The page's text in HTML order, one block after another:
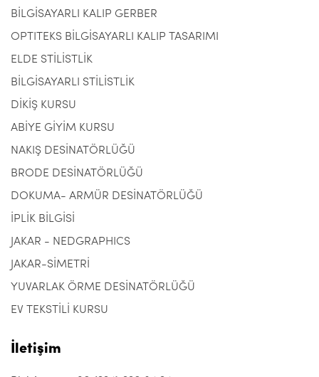
BİLGİSAYARLI KALIP GERBER
OPTITEKS BİLGİSAYARLI KALIP TASARIMI
ELDE STİLİSTLİK
BİLGİSAYARLI STİLİSTLİK
DİKİŞ KURSU
ABİYE GİYİM KURSU
NAKIŞ DESİNATÖRLÜĞÜ
BRODE DESİNATÖRLÜĞÜ
DOKUMA- ARMÜR DESİNATÖRLÜĞÜ
İPLİK BİLGİSİ
JAKAR - NEDGRAPHICS
JAKAR-SİMETRİ
YUVARLAK ÖRME DESİNATÖRLÜĞÜ
EV TEKSTİLİ KURSU
İletişim